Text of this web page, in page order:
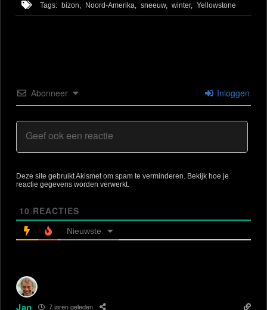
Tags: bizon, Noord-Amerika, sneeuw, winter, Yellowstone
Abonneer Inloggen
Deze site gebruikt Akismet om spam te verminderen. Bekijk hoe je
reactie gegevens worden verwerkt
10 REACTIES
Nieuwste
Jan 7 jaren geleden